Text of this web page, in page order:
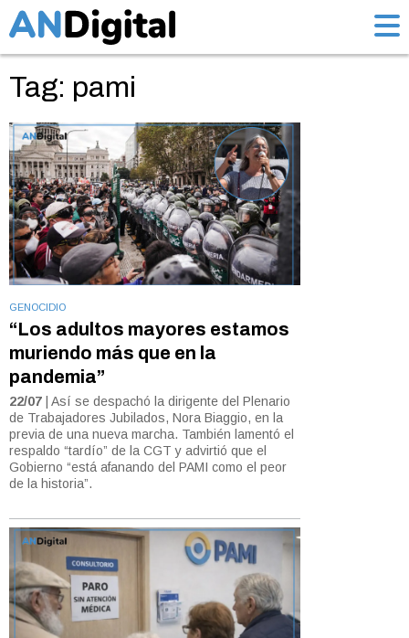
Tag: pami
GENOCIDIO
“Los adultos mayores estamos
muriendo más que en la
pandemia”
22/07 | Así se despachó la dirigente del Plenario
de Trabajadores Jubilados, Nora Biaggio, en la
previa de una nueva marcha. También lamentó el
respaldo “tardío” de la CGT y advirtió que el
Gobierno “está afanando del PAMI como el peor
de la historia”.